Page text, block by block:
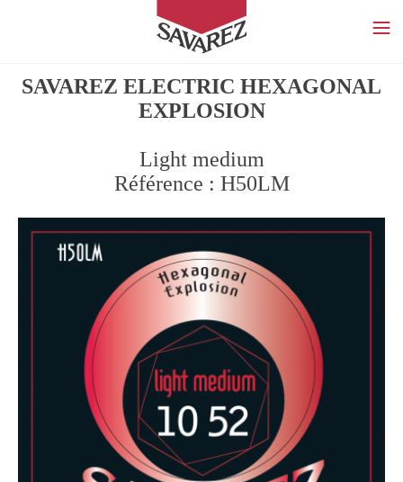
SAVAREZ
SAVAREZ ELECTRIC HEXAGONAL
EXPLOSION
Light medium
Référence : H50LM